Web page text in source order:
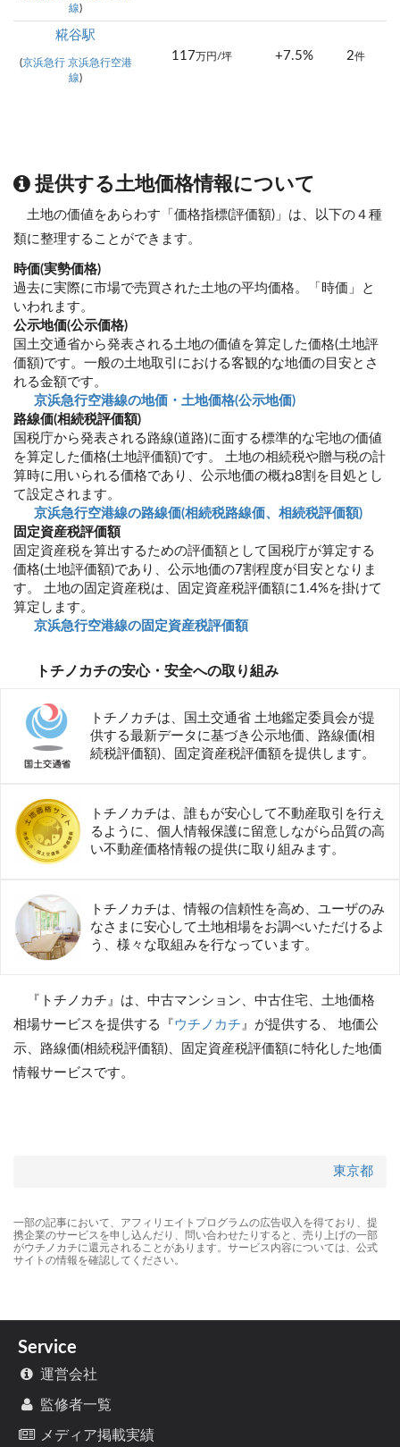
線)
糀谷駅
(京浜急行 京浜急行空港
線)
117万円/坪 +7.5% 2件
提供する土地価格情報について
土地の価値をあらわす「価格指標(評価額)」は、以下の４種
類に整理することができます。
時価(実勢価格)
過去に実際に市場で売買された土地の平均価格。「時価」と
いわれます。
公示地価(公示価格)
国土交通省から発表される土地の価値を算定した価格(土地評
価額)です。一般の土地取引における客観的な地価の目安とさ
れる金額です。
京浜急行空港線の地価・土地価格(公示地価)
路線価(相続税評価額)
国税庁から発表される路線(道路)に面する標準的な宅地の価値
を算定した価格(土地評価額)です。 土地の相続税や贈与税の計
算時に用いられる価格であり、公示地価の概ね8割を目処とし
て設定されます。
京浜急行空港線の路線価(相続税路線価、相続税評価額)
固定資産税評価額
固定資産税を算出するための評価額として国税庁が算定する
価格(土地評価額)であり、公示地価の7割程度が目安となりま
す。 土地の固定資産税は、固定資産税評価額に1.4%を掛けて
算定します。
京浜急行空港線の固定資産税評価額
トチノカチの安心・安全への取り組み
トチノカチは、国土交通省 土地鑑定委員会が提
供する最新データに基づき公示地価、路線価(相
続税評価額)、固定資産税評価額を提供します。
トチノカチは、誰もが安心して不動産取引を行え
るように、個人情報保護に留意しながら品質の高
い不動産価格情報の提供に取り組みます。
トチノカチは、情報の信頼性を高め、ユーザのみ
なさまに安心して土地相場をお調べいただけるよ
う、様々な取組みを行なっています。
『トチノカチ』は、中古マンション、中古住宅、土地価格
相場サービスを提供する『 ウチノカチ 』が提供する、 地価公
示、路線価(相続税評価額)、固定資産税評価額に特化した地価
情報サービスです。
東京都
一部の記事において、アフィリエイトプログラムの広告収入を得ており、提
携企業のサービスを申し込んだり、問い合わせたりすると、売り上げの一部
がウチノカチに還元されることがあります。サービス内容については、公式
サイトの情報を確認してください。
Service
運営会社
監修者一覧
メディア掲載実績